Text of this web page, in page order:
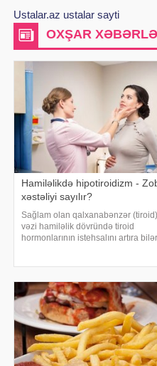
Ustalar.az ustalar sayti
OXŞAR
Hamiləlikdə hipotiroidizm -
xəstəliyi sayılır?
Sağlam olan qalxanabənzər (tiroid)
vəzi hamiləlik dövründə tiroid
hormonlarının istehsalını artıra
hipotiroidiz